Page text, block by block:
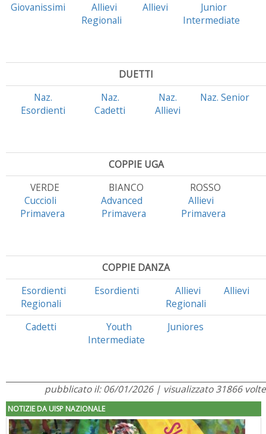
Giovanissimi
Allievi
Regionali
Allievi
Junior
Intermediate
DUETTI
Naz.
Esordienti
Naz.
Cadetti
Naz.
Allievi
Naz. Senior
COPPIE UGA
VERDE
Cuccioli
Primavera
BIANCO
Advanced
Primavera
ROSSO
Allievi
Primavera
COPPIE DANZA
Esordienti
Regionali
Esordienti
Allievi
Regionali
Allievi
Cadetti
Youth
Intermediate
Juniores
pubblicato il: 06/01/2026 | visualizzato 31866 volte
NOTIZIE DA UISP NAZIONALE